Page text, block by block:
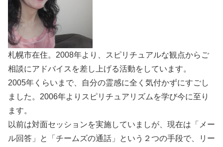
札幌市在住。2008年より、スピリチュアルな観点からご
相談にアドバイスを差し上げる活動をしています。
2005年くらいまで、自分の霊感に全く気付かずにすごし
ました。2006年よりスピリチュアリズムを学び今に至り
ます。
以前は対面セッションを実施していましが、現在は「メー
ル回答」と「チームズの通話」という２つの手段で、リー